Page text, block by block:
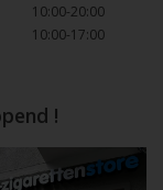
10:00-20:00
10:00-17:00
!